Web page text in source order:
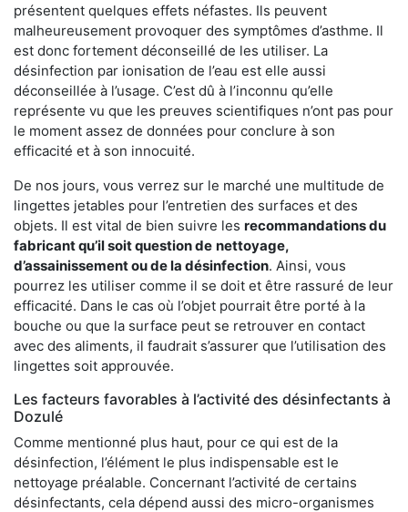
présentent quelques effets néfastes. Ils peuvent
malheureusement provoquer des symptômes d’asthme. Il
est donc fortement déconseillé de les utiliser. La
désinfection par ionisation de l’eau est elle aussi
déconseillée à l’usage. C’est dû à l’inconnu qu’elle
représente vu que les preuves scientifiques n’ont pas pour
le moment assez de données pour conclure à son
efficacité et à son innocuité.
De nos jours, vous verrez sur le marché une multitude de
lingettes jetables pour l’entretien des surfaces et des
objets. Il est vital de bien suivre les recommandations du
fabricant qu’il soit question de nettoyage,
d’assainissement ou de la désinfection. Ainsi, vous
pourrez les utiliser comme il se doit et être rassuré de leur
efficacité. Dans le cas où l’objet pourrait être porté à la
bouche ou que la surface peut se retrouver en contact
avec des aliments, il faudrait s’assurer que l’utilisation des
lingettes soit approuvée.
Les facteurs favorables à l’activité des désinfectants à
Dozulé
Comme mentionné plus haut, pour ce qui est de la
désinfection, l’élément le plus indispensable est le
nettoyage préalable. Concernant l’activité de certains
désinfectants, cela dépend aussi des micro-organismes